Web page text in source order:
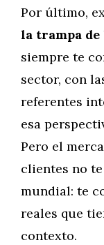
Por último,
la trampa
siempre te
sector, con
referentes
esa
Pero el
clientes no
mundial: te
reales que
contexto.